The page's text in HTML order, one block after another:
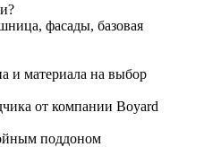
фасады, базовая
и материала на выбор
от компании Boyard
поддоном